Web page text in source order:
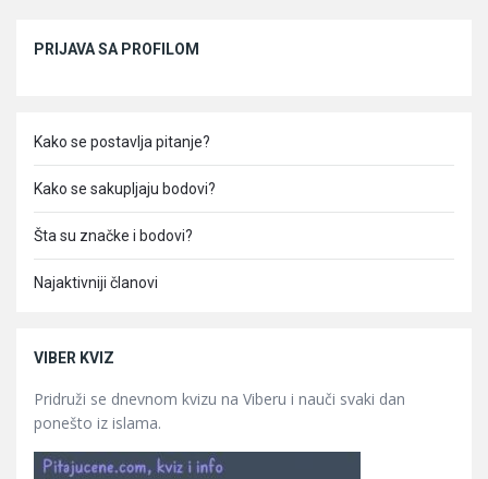
PRIJAVA SA PROFILOM
Kako se postavlja pitanje?
Kako se sakupljaju bodovi?
Šta su značke i bodovi?
Najaktivniji članovi
VIBER KVIZ
Pridruži se dnevnom kvizu na Viberu i nauči svaki dan
ponešto iz islama.